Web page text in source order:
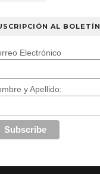
AL BOLETÍN
Electrónico
y Apellido: